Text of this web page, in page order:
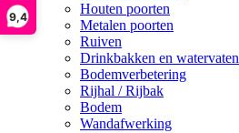
9,4
Houten poorten
Metalen poorten
Ruiven
Drinkbakken en watervaten
Bodemverbetering
Rijhal / Rijbak
Bodem
Wandafwerking